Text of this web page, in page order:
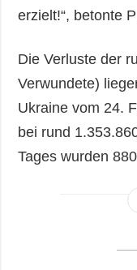
erzielt!“, betonte
Die Verluste der
Verwundete)
Ukraine vom 24.
bei rund
Tages wurden